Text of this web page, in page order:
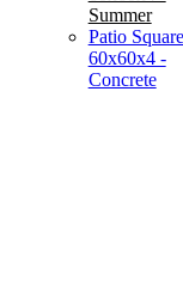
Summer
Patio
60x60x4 -
Concrete